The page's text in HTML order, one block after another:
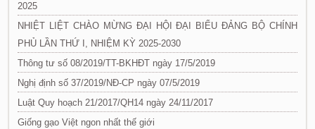
2025
NHIỆT LIỆT CHÀO MỪNG ĐẠI HỘI ĐẠI BIỂU ĐẢNG BỘ CHÍNH
PHỦ LẦN THỨ I, NHIỆM KỲ 2025-2030
Thông tư số 08/2019/TT-BKHĐT ngày 17/5/2019
Nghị định số 37/2019/NĐ-CP ngày 07/5/2019
Luật Quy hoạch 21/2017/QH14 ngày 24/11/2017
Giống gạo Việt ngon nhất thế giới